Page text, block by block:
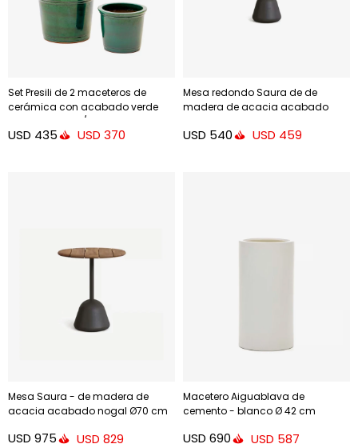
Set Presili de 2 maceteros de
cerámica con acabado verde
glaseado Ø 37 / 47 cm
USD 435 USD 370
Mesa redondo Saura de de
madera de acacia acabado
USD 540 USD 459
Mesa Saura - de madera de
acacia acabado nogal Ø70 cm
USD 975 USD 829
Macetero Aiguablava de
cemento - blanco Ø 42 cm
USD 690 USD 587